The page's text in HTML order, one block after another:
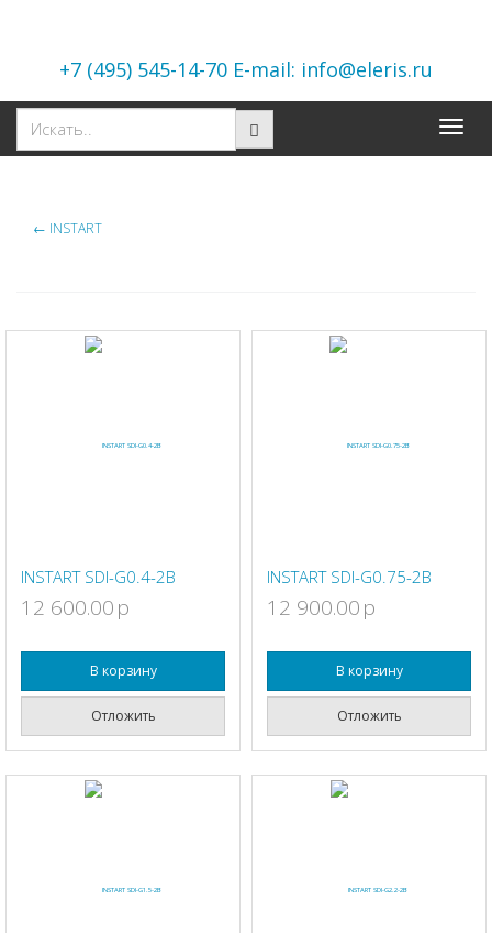
+7 (495) 545-14-70 E-mail: info@eleris.ru
Toggle
← INSTART
INSTART SDI-G0.4-2B
12 600.00p
В корзину
Отложить
INSTART SDI-G0.75-2B
12 900.00p
В корзину
Отложить